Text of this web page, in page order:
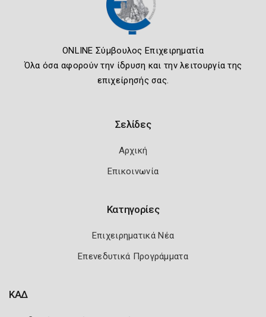
ONLINE Σύμβουλος Επιχειρηματία
Όλα όσα αφορούν την ίδρυση και την λειτουργία της
επιχείρησής σας.
Σελίδες
Αρχική
Επικοινωνία
Κατηγορίες
Επιχειρηματικά Νέα
Επενεδυτικά Προγράμματα
ΚΑΔ